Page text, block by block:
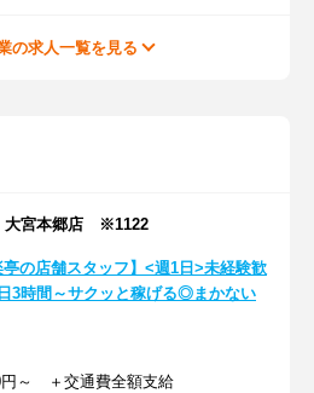
の求人一覧を見る
宮本郷店 ※1122
亭の店舗スタッフ】<週1日>未経験歓
3時間～サクッと稼げる◎まかない
円～ ＋交通費全額支給